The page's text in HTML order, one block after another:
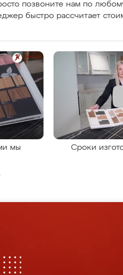
позвоните нам по
быстро рассчитает
мы
Сроки